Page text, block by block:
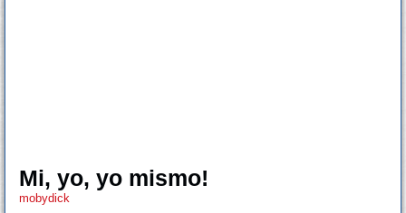
Mi, yo, yo mismo!
mobydick